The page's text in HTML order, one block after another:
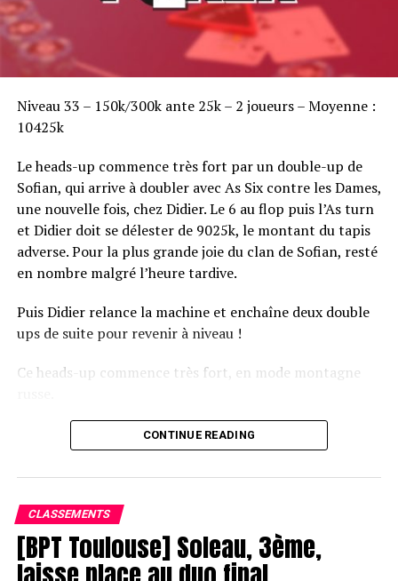
Niveau 33 – 150k/300k ante 25k – 2 joueurs – Moyenne :
10425k
Le heads-up commence très fort par un double-up de
Sofian, qui arrive à doubler avec As Six contre les Dames,
une nouvelle fois, chez Didier. Le 6 au flop puis l’As turn
et Didier doit se délester de 9025k, le montant du tapis
adverse. Pour la plus grande joie du clan de Sofian, resté
en nombre malgré l’heure tardive.
Puis Didier relance la machine et enchaîne deux double
ups de suite pour revenir à niveau !
Ce heads-up commence très fort, en mode montagne
Le champagne va réchauffer si les deux finalistes ne se décident pas !
CONTINUE READING
CLASSEMENTS
[BPT Toulouse] Soleau, 3ème,